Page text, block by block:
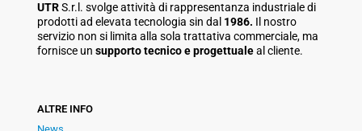
UTRS.r.l. svolge attività di rappresentanza industriale di
prodotti ad elevata tecnologia sin dal 1986. Il nostro
servizio non si limita alla sola trattativa commerciale, ma
fornisce un supporto tecnico e progettualeal cliente.
ALTRE INFO